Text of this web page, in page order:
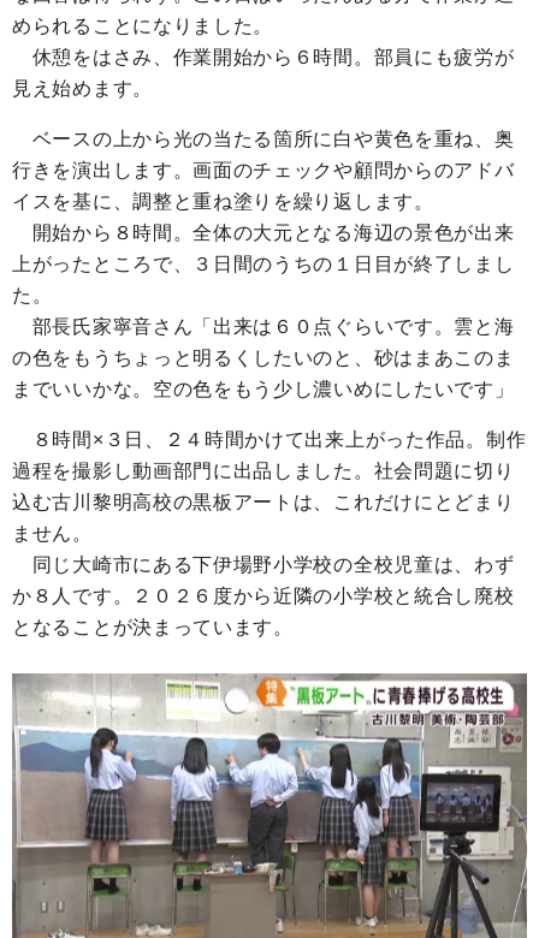
められることになりました。
休憩をはさみ、作業開始から６時間。部員にも疲労が
見え始めます。
ベースの上から光の当たる箇所に白や黄色を重ね、奥
行きを演出します。画面のチェックや顧問からのアドバ
イスを基に、調整と重ね塗りを繰り返します。
開始から８時間。全体の大元となる海辺の景色が出来
上がったところで、３日間のうちの１日目が終了しまし
た。
部長氏家寧音さん「出来は６０点ぐらいです。雲と海
の色をもうちょっと明るくしたいのと、砂はまあこのま
までいいかな。空の色をもう少し濃いめにしたいです」
８時間×３日、２４時間かけて出来上がった作品。制作
過程を撮影し動画部門に出品しました。社会問題に切り
込む古川黎明高校の黒板アートは、これだけにとどまり
ません。
同じ大崎市にある下伊場野小学校の全校児童は、わず
か８人です。２０２６度から近隣の小学校と統合し廃校
となることが決まっています。